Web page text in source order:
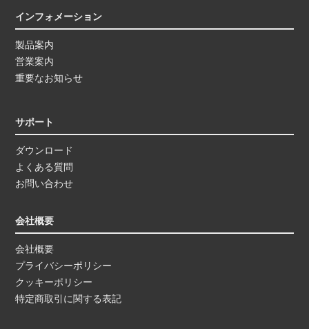
インフォメーション
製品案内
営業案内
重要なお知らせ
サポート
ダウンロード
よくある質問
お問い合わせ
会社概要
会社概要
プライバシーポリシー
クッキーポリシー
特定商取引に関する表記